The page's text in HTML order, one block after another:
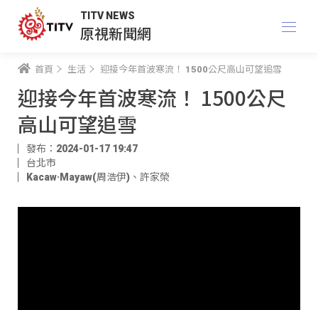
TITV NEWS
原視新聞網
首頁 生活 迎接今年首波寒流！ 1500公尺高山可望追雪
迎接今年首波寒流！ 1500公尺
高山可望追雪
發布：2024-01-17 19:47
台北市
Kacaw·Mayaw(周浩伊) 、 許家榮